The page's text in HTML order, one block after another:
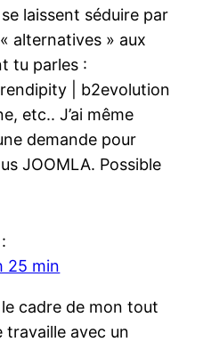
laissent séduire par
alternatives » aux
tu parles :
| b2evolution
etc.. J’ai même
demande pour
JOOMLA. Possible
25 min
cadre de mon tout
travaille avec un